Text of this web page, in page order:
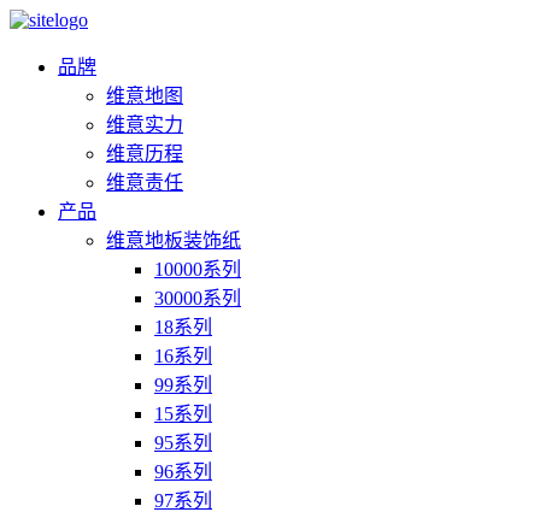
品牌
维意地图
维意实力
维意历程
维意责任
产品
维意地板装饰纸
10000系列
30000系列
18系列
16系列
99系列
15系列
95系列
96系列
97系列